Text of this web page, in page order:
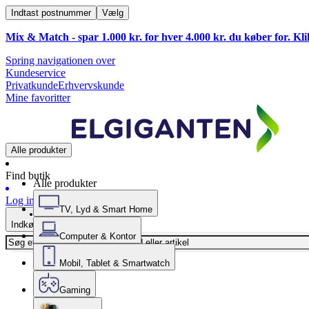
Indtast postnummer Vælg
Mix & Match - spar 1.000 kr. for hver 4.000 kr. du køber for.
Spring navigationen over
Kundeservice
PrivatkundeErhvervskunde
Mine favoritter
Alle produkter
Find butik
Log ind
Indkøbskurv
Alle produkter
TV, Lyd & Smart Home
Computer & Kontor
Mobil, Tablet & Smartwatch
Gaming